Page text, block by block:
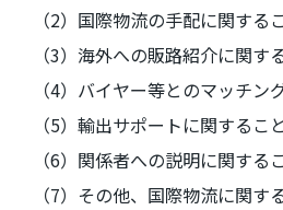
（2）国際物流の手配に関する
（3）海外への販路紹介に関す
（4）バイヤー等とのマッチン
（5）輸出サポートに関すること
（6）関係者への説明に関する
（7）その他、国際物流に関す